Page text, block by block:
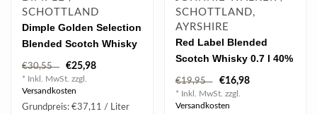
SCHOTTLAND
Dimple Golden Selection
Blended Scotch Whisky
0.7 l 40% vol
€30,55 €25,98
* Inkl. MwSt. zzgl.
Versandkosten
Grundpreis: €37,11 / Liter
SCHOTTLAND,
AYRSHIRE
Red Label Blended
Scotch Whisky 0.7 l 40%
vol
€19,95 €16,98
* Inkl. MwSt. zzgl.
Versandkosten